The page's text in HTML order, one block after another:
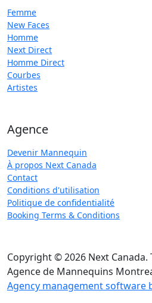
Femme
New Faces
Homme
Next Direct
Homme Direct
Courbes
Artistes
Agence
Devenir Mannequin
À propos Next Canada
Contact
Conditions d'utilisation
Politique de confidentialité
Booking Terms & Conditions
Copyright © 2026 Next
Agence de Mannequins
Agency management software